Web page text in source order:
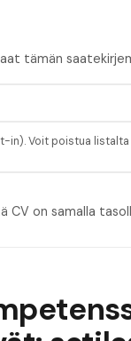
tämän
in). Voit poistua listalta
CV on samalla